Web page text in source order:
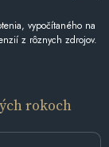
vypočítaného na
z rôznych zdrojov.
rokoch